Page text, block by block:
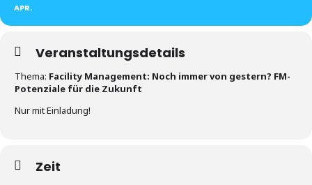
APR.
Veranstaltungsdetails
Thema: Facility Management: Noch immer von gestern? FM-
Potenziale für die Zukunft
Nur mit Einladung!
Zeit